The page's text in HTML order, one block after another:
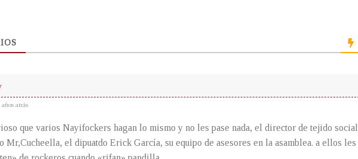
años atrás
que varios Nayifockers hagan lo mismo y no les pase nada, el director de tejido
Mr,Cucheella, el dipuatdo Erick García, su equipo de asesores en la asamblea. a ellos les